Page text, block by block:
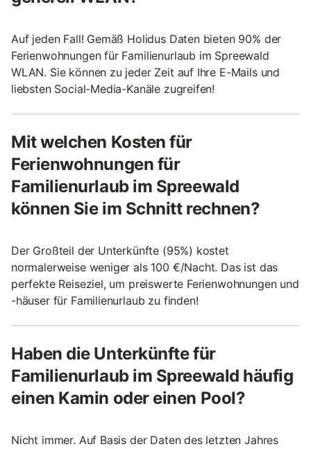
Auf jeden Fall! Gemäß Holidus Daten bieten 90% der
Ferienwohnungen für Familienurlaub im Spreewald
WLAN. Sie können zu jeder Zeit auf Ihre E-Mails und
liebsten Social-Media-Kanäle zugreifen!
Mit welchen Kosten für
Ferienwohnungen für
Familienurlaub im Spreewald
können Sie im Schnitt rechnen?
Der Großteil der Unterkünfte (95%) kostet
normalerweise weniger als 100 €/Nacht. Das ist das
perfekte Reiseziel, um preiswerte Ferienwohnungen und
-häuser für Familienurlaub zu finden!
Haben die Unterkünfte für
Familienurlaub im Spreewald häufig
einen Kamin oder einen Pool?
Nicht immer. Auf Basis der Daten des letzten Jahres